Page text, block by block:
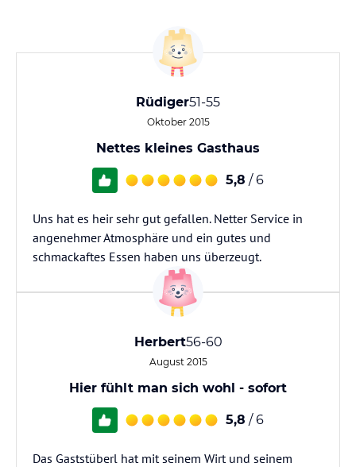
Rüdiger51-55
Oktober 2015
Nettes kleines Gasthaus
5,8 / 6
Uns hat es heir sehr gut gefallen. Netter Service in
angenehmer Atmosphäre und ein gutes und
schmackaftes Essen haben uns überzeugt.
Herbert56-60
August 2015
Hier fühlt man sich wohl - sofort
5,8 / 6
Das Gaststüberl hat mit seinem Wirt und seinem